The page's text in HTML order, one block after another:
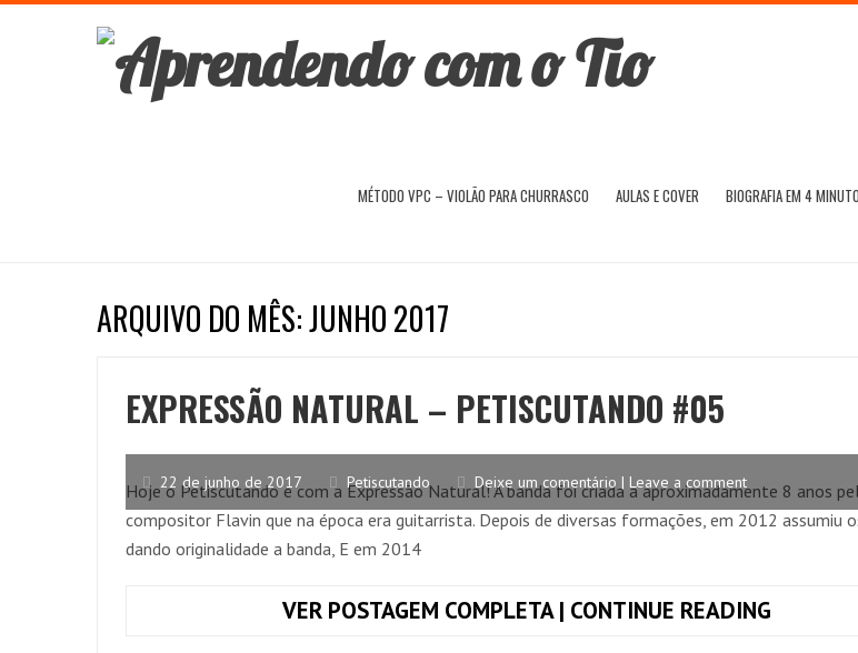
MÉTODO VPC – VIOLÃO PARA CHURRASCO AULAS E COVER BIOGRAFIA EM 4
ARQUIVO DO MÊS: JUNHO 2017
EXPRESSÃO NATURAL – PETISCUTANDO #05
22 de junho de 2017 Petiscutando Deixe um comentário | Leave a comment
Hoje o Petiscutando é com a Expressão Natural! A banda foi criada a aproximadamente 8 anos
compositor Flavin que na época era guitarrista. Depois de diversas formações, em 2012 assumiu
dando originalidade a banda, E em 2014
VER POSTAGEM COMPLETA | CONTINUE READING